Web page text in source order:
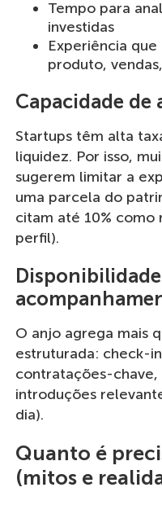
Tempo para
investidas
Experiência
produto,
Capacidade de
Startups têm alta
liquidez. Por isso,
sugerem limitar a
uma parcela do
citam até 10%
perfil).
O anjo agrega mais
estruturada: check-
contratações-
introduções
dia).
Quanto é
(mitos e